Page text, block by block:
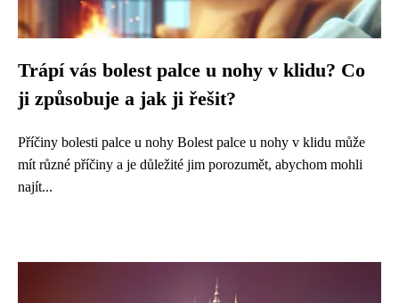
Trápí vás bolest palce u nohy v klidu? Co
ji způsobuje a jak ji řešit?
Příčiny bolesti palce u nohy Bolest palce u nohy v klidu může
mít různé příčiny a je důležité jim porozumět, abychom mohli
najít...